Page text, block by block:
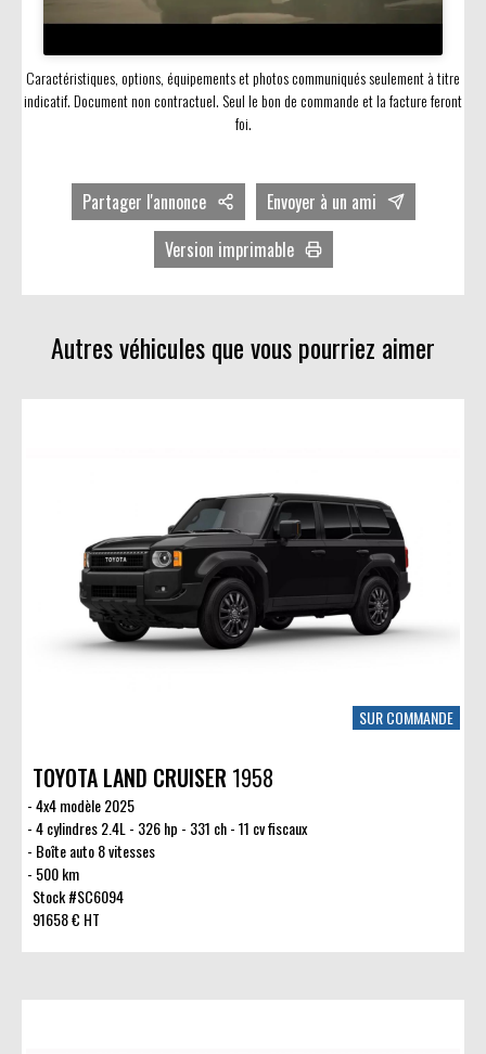
Caractéristiques, options, équipements et photos communiqués seulement à titre
indicatif. Document non contractuel. Seul le bon de commande et la facture feront
foi.
Partager l'annonce Envoyer à un ami
Version imprimable
Autres véhicules que vous pourriez aimer
SUR COMMANDE
TOYOTA LAND CRUISER 1958
4x4 modèle 2025
4 cylindres 2.4L - 326 hp - 331 ch - 11 cv fiscaux
Boîte auto 8 vitesses
500 km
Stock #SC6094
91658 € HT